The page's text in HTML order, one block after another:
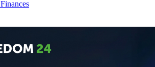
Finances